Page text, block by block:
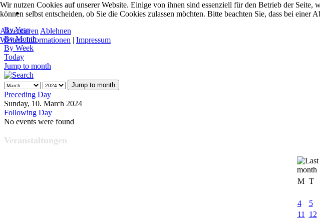
By Year
By Month
By Week
Today
Jump to month
Jump to month
Preceding Day
Sunday, 10. March 2024
Following Day
No events were found
Veranstaltungen
M T
4
5
11
12
Wir nutzen Cookies auf unserer Website. Einige von ihnen sind essenziell für den Betrieb der
können selbst entscheiden, ob Sie die Cookies zulassen möchten. Bitte beachten Sie, dass bei
Akzeptieren Ablehnen
Weitere Informationen | Impressum